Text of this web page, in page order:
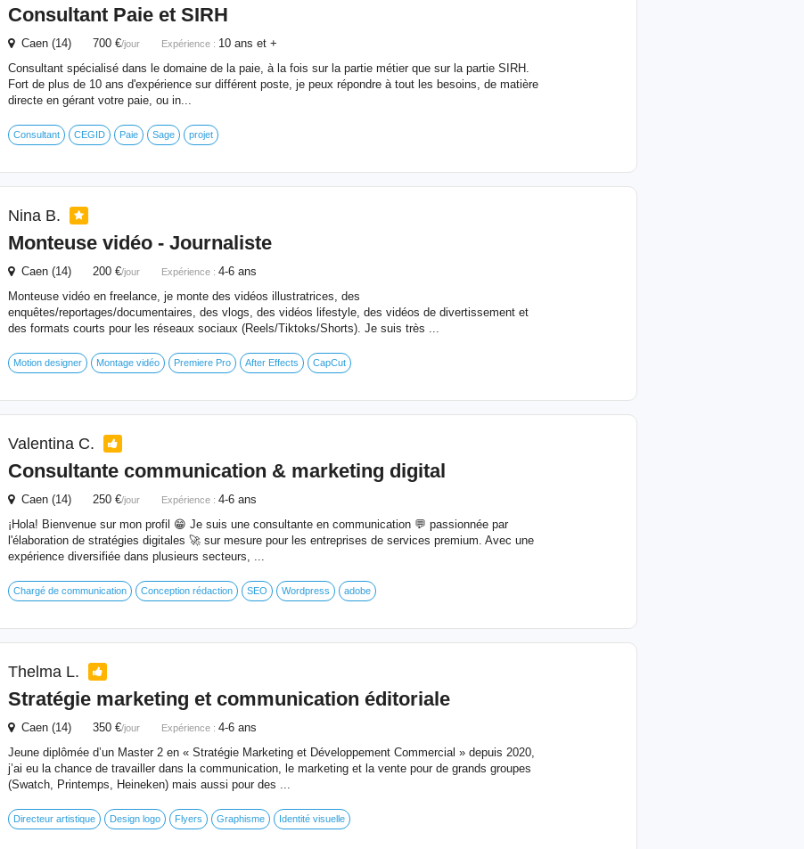
Consultant Paie et SIRH
Caen (14) 700 €/jour Expérience : 10 ans et +
Consultant spécialisé dans le domaine de la paie, à la fois sur la partie métier que sur la partie SIRH.
Fort de plus de 10 ans d'expérience sur différent poste, je peux répondre à tout les besoins, de matière
directe en gérant votre paie, ou in...
Consultant CEGID Paie Sage projet
Nina B.
Monteuse vidéo - Journaliste
Caen (14) 200 €/jour Expérience : 4-6 ans
Monteuse vidéo en freelance, je monte des vidéos illustratrices, des
enquêtes/reportages/documentaires, des vlogs, des vidéos lifestyle, des vidéos de divertissement et
des formats courts pour les réseaux sociaux (Reels/Tiktoks/Shorts). Je suis très ...
Motion designer Montage vidéo Premiere Pro After Effects CapCut
Valentina C.
Consultante communication & marketing digital
Caen (14) 250 €/jour Expérience : 4-6 ans
¡Hola! Bienvenue sur mon profil 😁 Je suis une consultante en communication 💬 passionnée par
l'élaboration de stratégies digitales 🚀 sur mesure pour les entreprises de services premium. Avec une
expérience diversifiée dans plusieurs secteurs, ...
Chargé de communication Conception rédaction SEO Wordpress adobe
Thelma L.
Stratégie marketing et communication éditoriale
Caen (14) 350 €/jour Expérience : 4-6 ans
Jeune diplômée d’un Master 2 en « Stratégie Marketing et Développement Commercial » depuis 2020,
j’ai eu la chance de travailler dans la communication, le marketing et la vente pour de grands groupes
(Swatch, Printemps, Heineken) mais aussi pour des ...
Directeur artistique Design logo Flyers Graphisme Identité visuelle